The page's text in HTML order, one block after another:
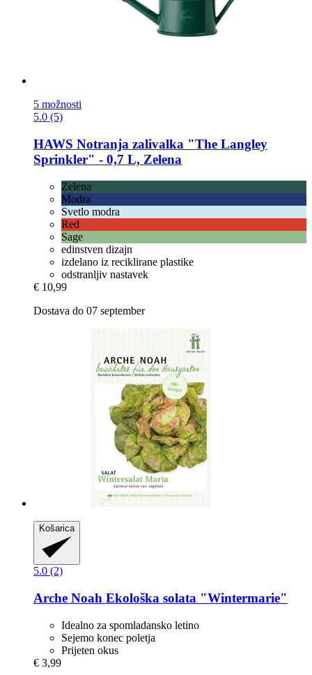
5 možnosti
5.0 (5)
HAWS Notranja zalivalka "The Langley
Sprinkler" -​ 0,7 L, Zelena
Zelena
Modra
Svetlo modra
Red
Sage
edinstven dizajn
izdelano iz reciklirane plastike
odstranljiv nastavek
€ 10,99
Dostava do 07 september
Košarica
5.0 (2)
Arche Noah Ekološka solata "Wintermarie"
Idealno za spomladansko letino
Sejemo konec poletja
Prijeten okus
€ 3,99